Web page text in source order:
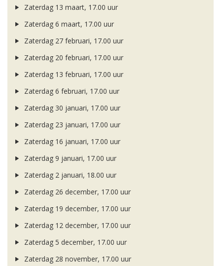
Zaterdag 13 maart, 17.00 uur
Zaterdag 6 maart, 17.00 uur
Zaterdag 27 februari, 17.00 uur
Zaterdag 20 februari, 17.00 uur
Zaterdag 13 februari, 17.00 uur
Zaterdag 6 februari, 17.00 uur
Zaterdag 30 januari, 17.00 uur
Zaterdag 23 januari, 17.00 uur
Zaterdag 16 januari, 17.00 uur
Zaterdag 9 januari, 17.00 uur
Zaterdag 2 januari, 18.00 uur
Zaterdag 26 december, 17.00 uur
Zaterdag 19 december, 17.00 uur
Zaterdag 12 december, 17.00 uur
Zaterdag 5 december, 17.00 uur
Zaterdag 28 november, 17.00 uur